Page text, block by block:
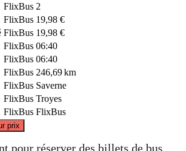
FlixBus 2
FlixBus 19,98 €
FlixBus 19,98 €
FlixBus 06:40
FlixBus 06:40
FlixBus 246,69 km
FlixBus Saverne
FlixBus Troyes
FlixBus FlixBus
prix
©CARTO
pour réserver des billets de bus